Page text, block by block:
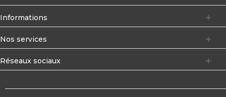
Informations
Nos services
Réseaux sociaux